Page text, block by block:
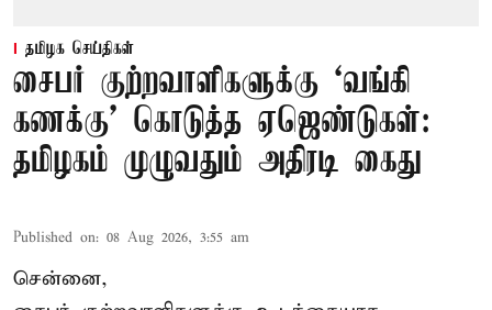
தமிழக செய்திகள்
சைபர் குற்றவாளிகளுக்கு ‘வங்கி
கணக்கு’ கொடுத்த ஏஜெண்டுகள்:
தமிழகம் முழுவதும் அதிரடி கைது
Published on: 08 Aug 2026, 3:55 am
சென்னை,